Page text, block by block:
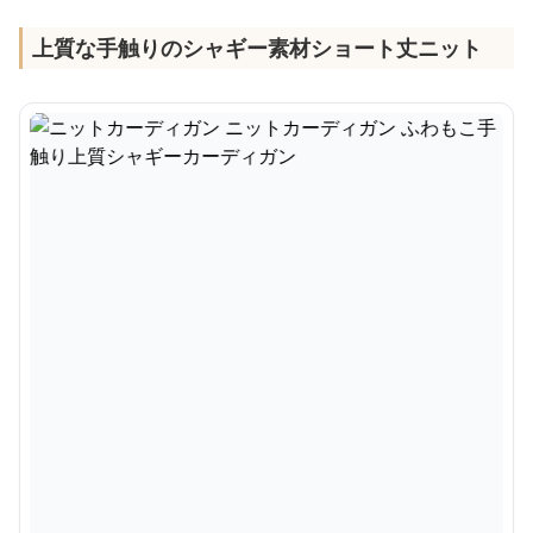
上質な手触りのシャギー素材ショート丈ニット